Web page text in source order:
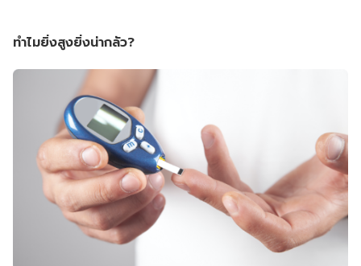
ทำไมยิ่งสูงยิ่งน่ากลัว?